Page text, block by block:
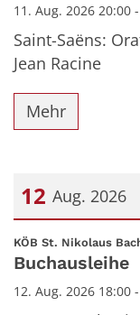
11. Aug. 2026 20:00
Saint-Saëns:
Jean Racine
Mehr
12 Aug. 2026
Datum: 12.
KÖB St. Nikolaus
Buchausleihe
12. Aug. 2026 18:00